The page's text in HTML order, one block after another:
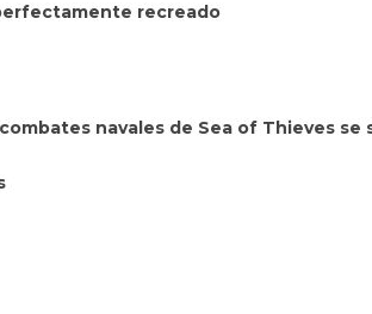
recreado
navales de Sea of Thieves